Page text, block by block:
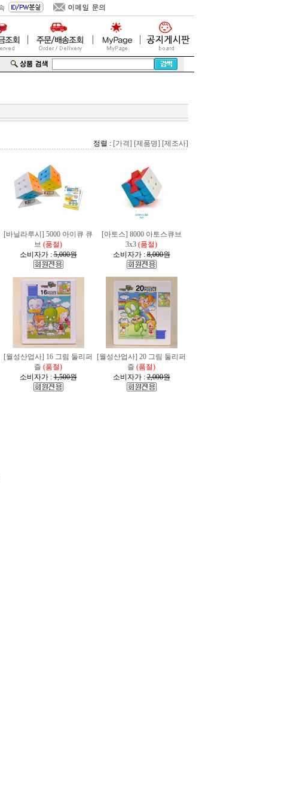
정렬 : [가격] [제품명] [제조사]
[바닐라루시] 5000 아이큐 큐
브 (품절)
소비자가 :5,000원
[아토스] 8000 아토스큐브
3x3 (품절)
소비자가 :8,000원
[월성산업사] 16 그림 둘리퍼
즐 (품절)
소비자가 :1,500원
[월성산업사] 20 그림 둘리퍼
즐 (품절)
소비자가 :2,000원